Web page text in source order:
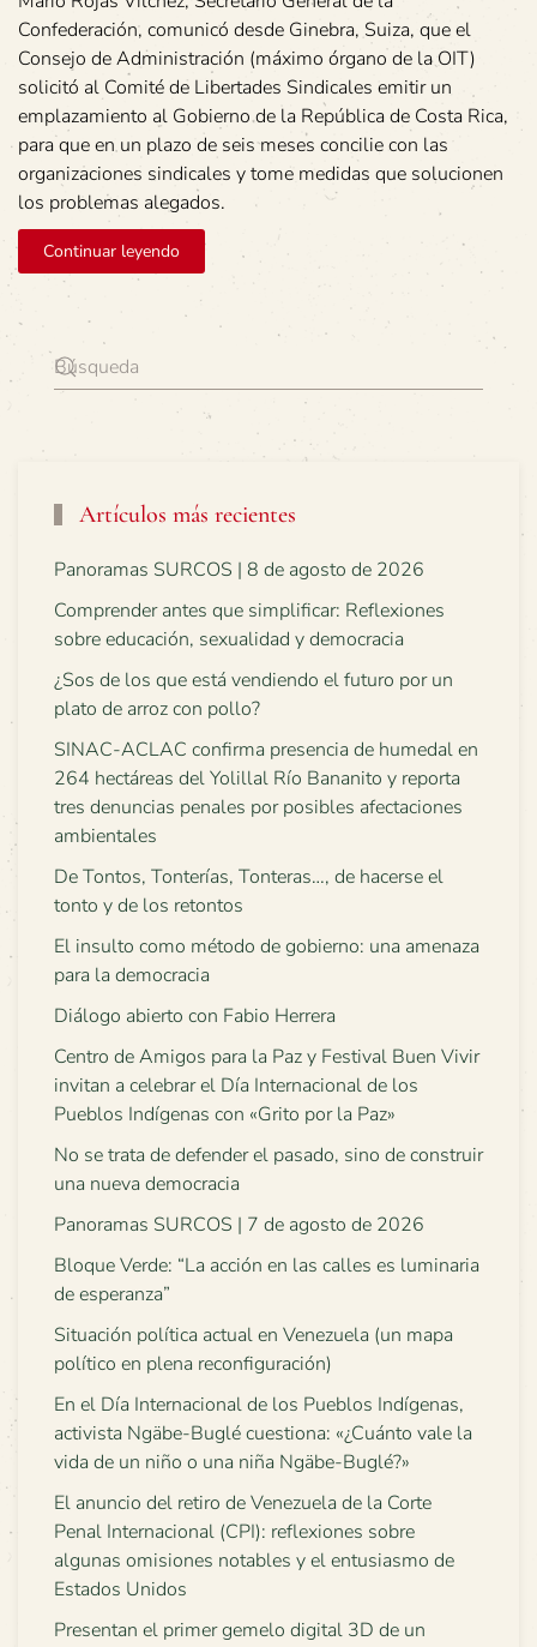
Confederación, comunicó desde Ginebra, Suiza, que el
Consejo de Administración (máximo órgano de la OIT)
solicitó al Comité de Libertades Sindicales emitir un
emplazamiento al Gobierno de la República de Costa Rica,
para que en un plazo de seis meses concilie con las
organizaciones sindicales y tome medidas que solucionen
los problemas alegados.
Continuar leyendo
Artículos más recientes
Panoramas SURCOS | 8 de agosto de 2026
Comprender antes que simplificar: Reflexiones
sobre educación, sexualidad y democracia
¿Sos de los que está vendiendo el futuro por un
plato de arroz con pollo?
SINAC-ACLAC confirma presencia de humedal en
264 hectáreas del Yolillal Río Bananito y reporta
tres denuncias penales por posibles afectaciones
ambientales
De Tontos, Tonterías, Tonteras…, de hacerse el
tonto y de los retontos
El insulto como método de gobierno: una amenaza
para la democracia
Diálogo abierto con Fabio Herrera
Centro de Amigos para la Paz y Festival Buen Vivir
invitan a celebrar el Día Internacional de los
Pueblos Indígenas con «Grito por la Paz»
No se trata de defender el pasado, sino de construir
una nueva democracia
Panoramas SURCOS | 7 de agosto de 2026
Bloque Verde: “La acción en las calles es luminaria
de esperanza”
Situación política actual en Venezuela (un mapa
político en plena reconfiguración)
En el Día Internacional de los Pueblos Indígenas,
activista Ngäbe-Buglé cuestiona: «¿Cuánto vale la
vida de un niño o una niña Ngäbe-Buglé?»
El anuncio del retiro de Venezuela de la Corte
Penal Internacional (CPI): reflexiones sobre
algunas omisiones notables y el entusiasmo de
Estados Unidos
Presentan el primer gemelo digital 3D de un